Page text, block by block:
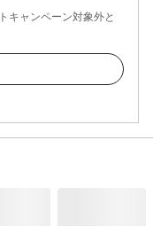
キャンペーン対象外と